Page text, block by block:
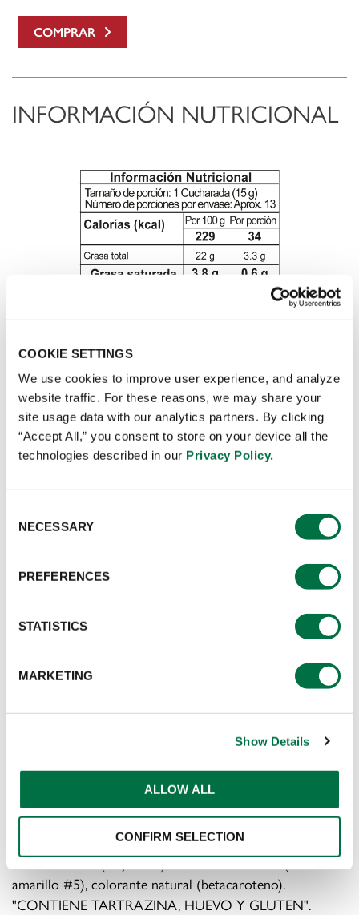
COOKIE SETTINGS
We use cookies to improve user experience, and analyze
website traffic. For these reasons, we may share your
site usage data with our analytics partners. By clicking
“Accept All,” you consent to store on your device all the
technologies described in our Privacy Policy.
Selection
NECESSARY
PREFERENCES
STATISTICS
MARKETING
Show Details
ALLOW ALL
CONFIRM SELECTION
COMPRAR
INFORMACIÓN NUTRICIONAL
MODO DE USO
Aceite vegetal, agua, azúcar, sal, *huevo, especias
naturales (cebolla, ajo), espesante (almidón modificado),
conservantes (sorbato de potasio, benzoato de sodio),
extracto de especias naturales, secuestrante (EDTA),
sabor artificial (mayonesa), colorante artificial (FD&C
amarillo #5), colorante natural (betacaroteno).
"CONTIENE TARTRAZINA, HUEVO Y GLUTEN".